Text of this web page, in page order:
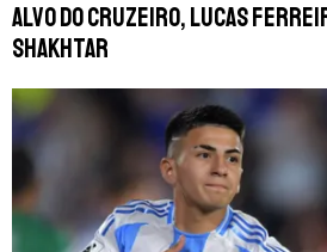
Alvo do Cruzeiro, Lucas
Shakhtar